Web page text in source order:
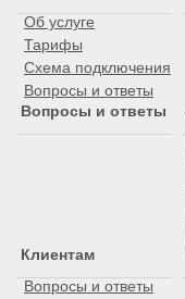
Об услуге
Тарифы
Схема подключения
Вопросы и ответы
Вопросы и ответы
Клиентам
Вопросы и ответы